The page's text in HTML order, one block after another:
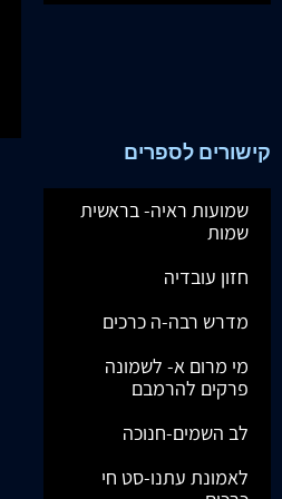
קישורים לספרים
שמועות ראיה- בראשית
שמות
חזון עובדיה
מדרש רבה-ה כרכים
מי מרום א- לשמונה
פרקים להרמבם
לב השמים-חנוכה
לאמונת עתנו-סט חי